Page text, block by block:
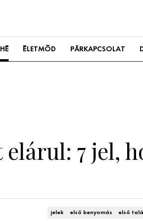
ÉLETMÓD PÁRKAPCSOLAT
7 jel,
jelek első benyomás első